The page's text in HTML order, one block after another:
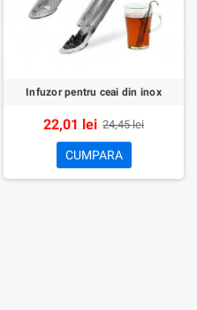
Infuzor pentru ceai din inox
22,01 lei 24,45 lei
CUMPARA